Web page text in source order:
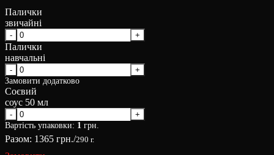
Палички
звичайні
Палички
навчальні
Замовити додатково
Соєвий
соус 50 мл
Вартість упаковки: 1 грн.
Разом: 1365 грн./290 г.